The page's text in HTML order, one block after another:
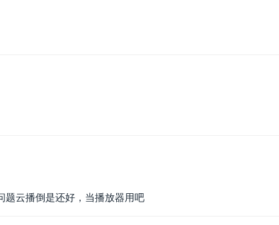
题云播倒是还好，当播放器用吧